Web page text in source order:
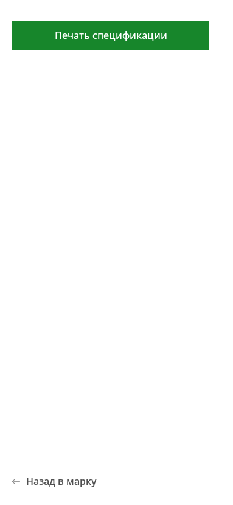
Печать спецификации
Назад в марку